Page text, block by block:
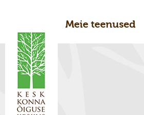
Meie teenused